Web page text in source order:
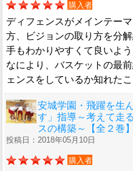
購入者
ディフェンスがメインテー
方、ビジョンの取り方を分
手もわかりやすくて良いよう
なにより、バスケットの最
ェンスをしているか知れた
安城学園・飛躍を生
す」指導～考えて走
スの構築～【全２巻】
投稿日：2018年05月10日
購入者